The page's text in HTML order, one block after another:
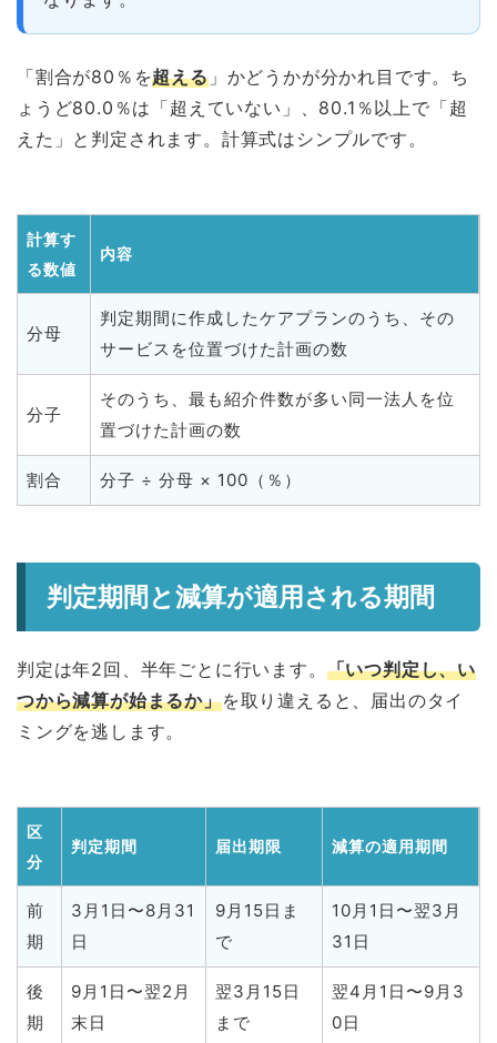
「割合が80％を超える」かどうかが分かれ目です。ち
ょうど80.0％は「超えていない」、80.1％以上で「超
えた」と判定されます。計算式はシンプルです。
計算す
る数値
内容
分母
判定期間に作成したケアプランのうち、その
サービスを位置づけた計画の数
分子
そのうち、最も紹介件数が多い同一法人を位
置づけた計画の数
割合 分子 ÷ 分母 × 100（％）
判定期間と減算が適用される期間
判定は年2回、半年ごとに行います。 「いつ判定し、い
つから減算が始まるか」を取り違えると、届出のタイ
ミングを逃します。
区
分
判定期間 届出期限 減算の適用期間
前
期
3月1日〜8月31
日
9月15日ま
で
10月1日〜翌3月
31日
後
期
9月1日〜翌2月
末日
翌3月15日
まで
翌4月1日〜9月3
0日